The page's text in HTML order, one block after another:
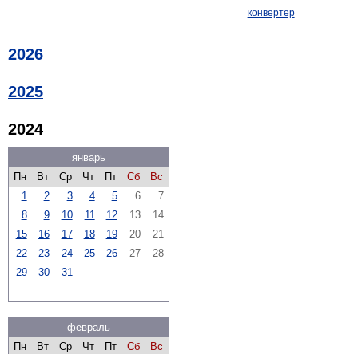
конвертер
2026
2025
2024
январь
Пн
Вт Ср Чт Пт Сб
Вс
1
2 3 4 5 6
7
8
9 10 11 12 13
14
15
16 17 18 19 20
21
22
23 24 25 26 27
28
29
30 31
февраль
Пн
Вт Ср Чт Пт Сб
Вс